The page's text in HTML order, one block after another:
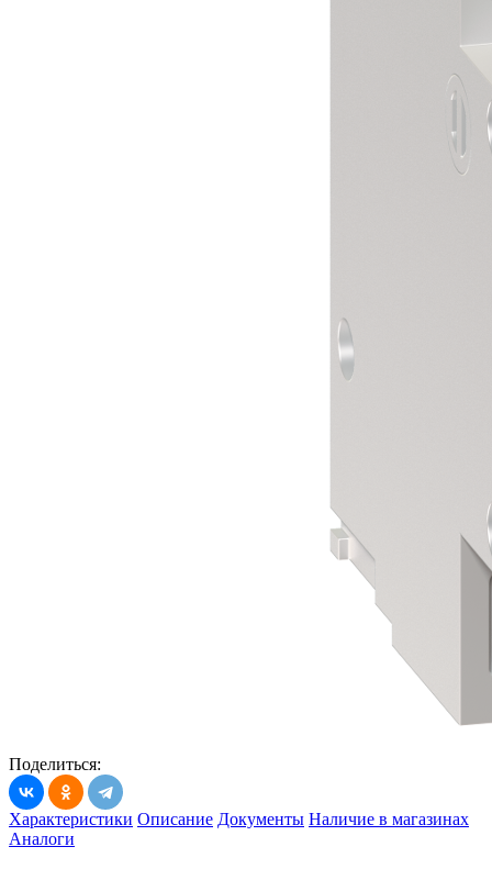
Поделиться:
Характеристики Описание Документы Наличие в магазинах
Аналоги